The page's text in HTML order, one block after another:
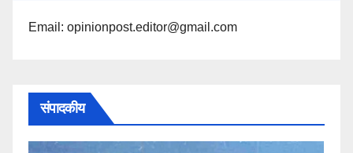
Email: opinionpost.editor@gmail.com
संपादकीय